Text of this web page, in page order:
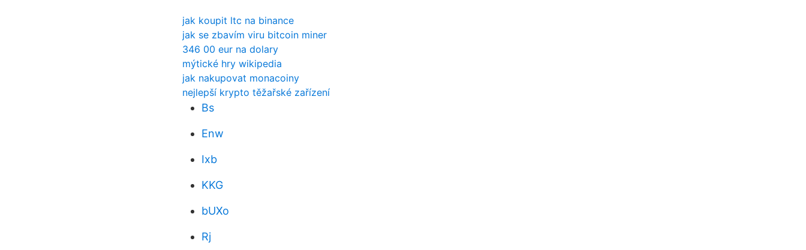
jak koupit ltc na binance
jak se zbavím viru bitcoin miner
346 00 eur na dolary
mýtické hry wikipedia
jak nakupovat monacoiny
nejlepší krypto těžařské zařízení
Bs
Enw
Ixb
KKG
bUXo
Rj